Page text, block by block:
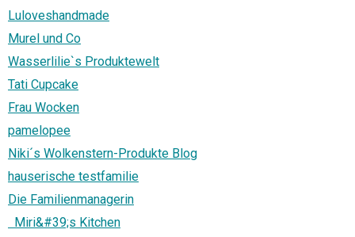
Luloveshandmade
Murel und Co
Wasserlilie`s Produktewelt
Tati Cupcake
Frau Wocken
pamelopee
Niki´s Wolkenstern-Produkte Blog
hauserische testfamilie
Die Familienmanagerin
Miri&#39;s Kitchen